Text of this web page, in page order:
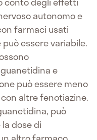
autonomo e
farmaci usati
essere variabile.
e
può essere meno
altre fenotiazine.
può
dose di